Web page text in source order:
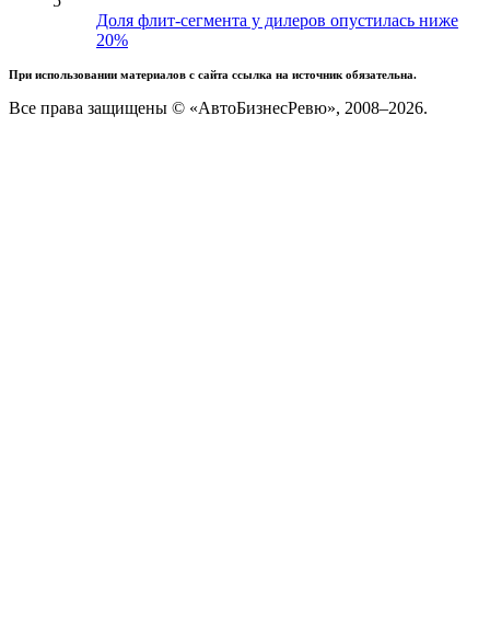
Доля флит-сегмента у дилеров опустилась ниже
20%
При использовании материалов с сайта ссылка на источник обязательна.
Все права защищены © «АвтоБизнесРевю», 2008–2026.